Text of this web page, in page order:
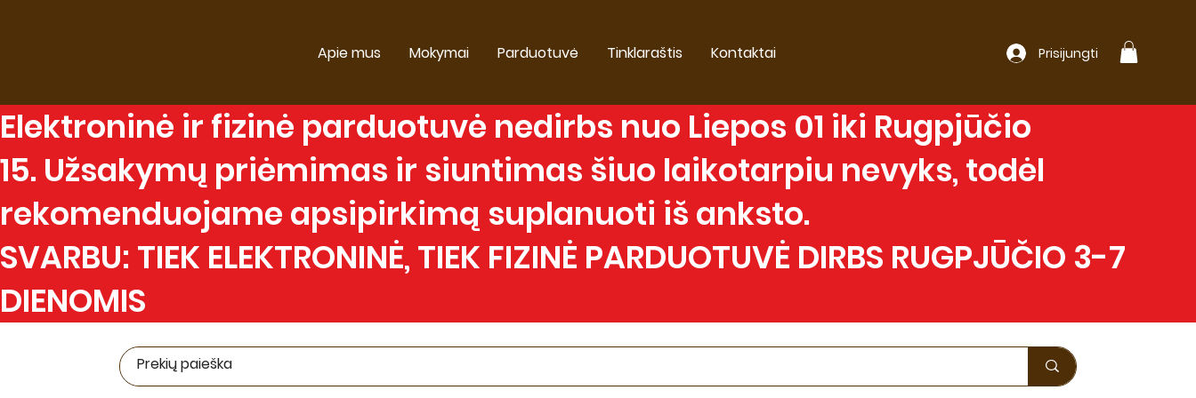
Prisijungti
Apie mus Mokymai Parduotuvė Tinklaraštis Kontaktai
Elektroninė ir fizinė parduotuvė nedirbs nuo Liepos 01 iki Rugpjūčio
15. Užsakymų priėmimas ir siuntimas šiuo laikotarpiu nevyks, todėl
rekomenduojame apsipirkimą suplanuoti iš anksto.
SVARBU: TIEK ELEKTRONINĖ, TIEK FIZINĖ PARDUOTUVĖ DIRBS RUGPJŪČIO 3-7
DIENOMIS